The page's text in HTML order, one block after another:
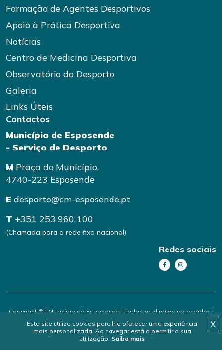
Formação de Agentes Desportivos
Apoio à Prática Desportiva
Notícias
Centro de Medicina Desportiva
Observatório do Desporto
Galeria
Links Úteis
Contactos
Município de Esposende
- Serviço de Desporto
M Praça do Município,
4740-223 Esposende
E desporto@cm-esposende.pt
T +351 253 960 100
(Chamada para a rede fixa nacional)
Redes sociais
Copyright © | Município de Esposende | Todos os direitos reservados |
handmade by
brainhouse| Política de Privacidade
Este site utiliza cookies para lhe oferecer uma experiência
mais personalizada. Ao navegar está a permitir a sua
utilização. Saiba mais
X